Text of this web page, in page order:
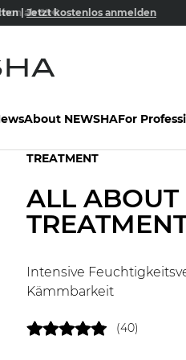
|Jetzt kostenlos anmelden
ab 69€
About NEWSHAFor
TREATMENT
ALL ABOUT
Intensive
Kämmbarkeit
(40)